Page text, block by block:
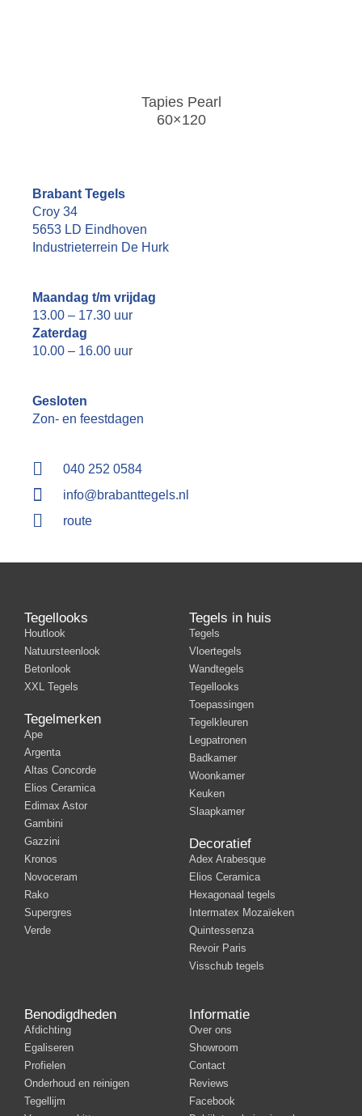
Tapies Pearl
60×120
Brabant Tegels
Croy 34
5653 LD Eindhoven
Industrieterrein De Hurk
Maandag t/m vrijdag
13.00 – 17.30 uur
Zaterdag
10.00 – 16.00 uur
Gesloten
Zon- en feestdagen
040 252 0584
info@brabanttegels.nl
route
Tegellooks
Houtlook
Natuursteenlook
Betonlook
XXL Tegels
Tegelmerken
Ape
Argenta
Altas Concorde
Elios Ceramica
Edimax Astor
Gambini
Gazzini
Kronos
Novoceram
Rako
Supergres
Verde
Tegels in huis
Tegels
Vloertegels
Wandtegels
Tegellooks
Toepassingen
Tegelkleuren
Legpatronen
Badkamer
Woonkamer
Keuken
Slaapkamer
Decoratief
Adex Arabesque
Elios Ceramica
Hexagonaal tegels
Intermatex Mozaïeken
Quintessenza
Revoir Paris
Visschub tegels
Benodigdheden
Afdichting
Egaliseren
Profielen
Onderhoud en reinigen
Tegellijm
Informatie
Over ons
Showroom
Contact
Reviews
Facebook